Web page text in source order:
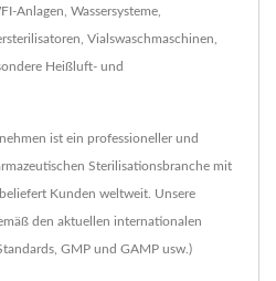
Anlagen, Wassersysteme,
Vialswaschmaschinen,
Heißluft- und
ist ein professioneller und
Sterilisationsbranche mit
Kunden weltweit. Unsere
den aktuellen internationalen
GMP und GAMP usw.)